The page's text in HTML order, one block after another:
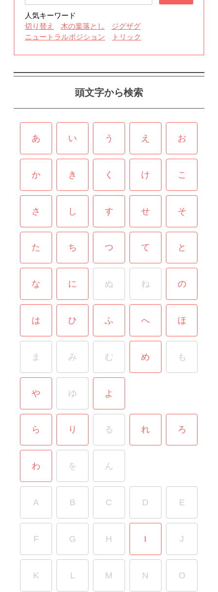
人気キーワード
切り替え
木の葉落とし
ジグザグ
ニュートラルポジション
トリック
頭文字から検索
あ い う え お
か き く け こ
さ し す せ そ
た ち つ て と
な に ぬ ね の
は ひ ふ へ ほ
ま み む め も
や ゆ よ
ら り る れ ろ
わ を ん
A B C D E
F G H I J
K L M N O